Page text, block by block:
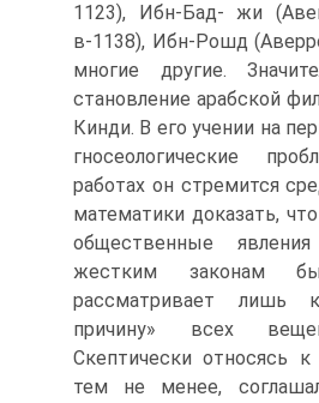
1123), Ибн-Бад- жи
в-1138), Ибн-Рошд
многие другие.
становле­ние арабской
Кинди. В его учении на
гносеологические
работах он стремится
математики доказать,
общественные
жестким за­конам
рассматривает лишь
причину» всех
Скептически относясь
тем не менее,